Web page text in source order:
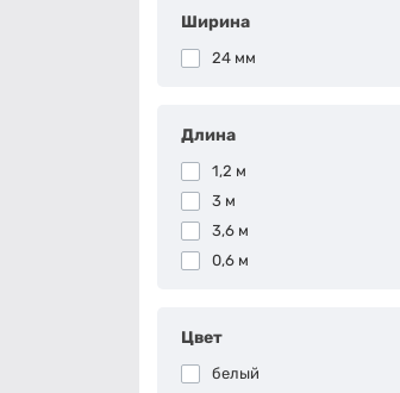
Ширина
24 мм
Длина
1,2 м
3 м
3,6 м
0,6 м
Цвет
белый